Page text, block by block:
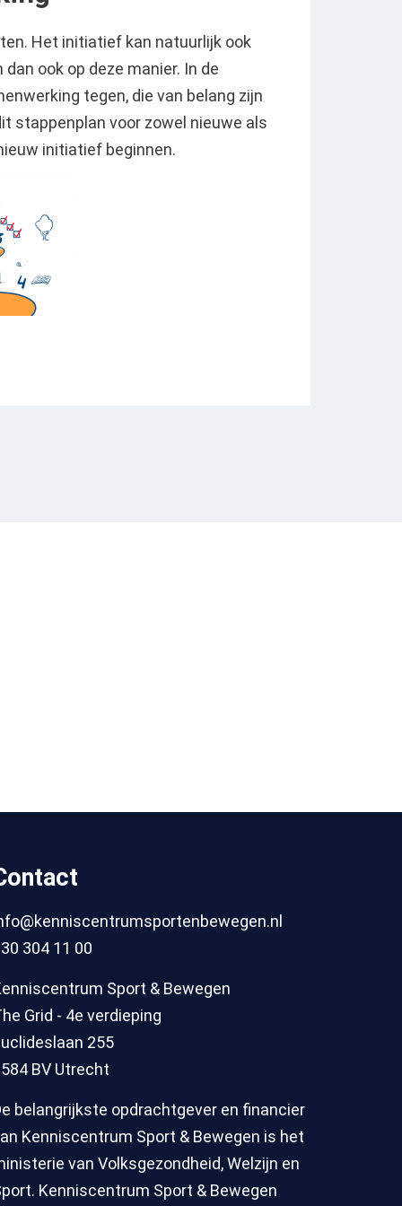
Het initiatief kan natuurlijk ook
ook op deze manier. In de
tegen, die van belang zijn
stappenplan voor zowel nieuwe als
initiatief beginnen.
304 11 00
Sport & Bewegen
Grid - 4e verdieping
255
BV Utrecht
belangrijkste opdrachtgever en financier
Kenniscentrum Sport & Bewegen is het
van Volksgezondheid, Welzijn en
Kenniscentrum Sport & Bewegen